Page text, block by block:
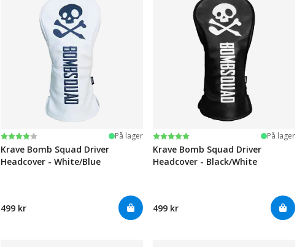
Karakter:
4.0 av 5 mulige På lager
Krave Bomb Squad Driver
Headcover - White/Blue
499 kr
Karakter:
5.0 av 5 mulige På lager
Krave Bomb Squad Driver
Headcover - Black/White
499 kr